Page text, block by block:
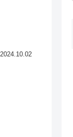
2024.10.02